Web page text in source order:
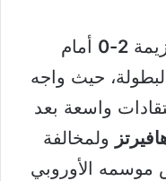
2-0
أمام
حيث واجه
واسعة بعد
ولمخالفة
موسمه الأوروبي